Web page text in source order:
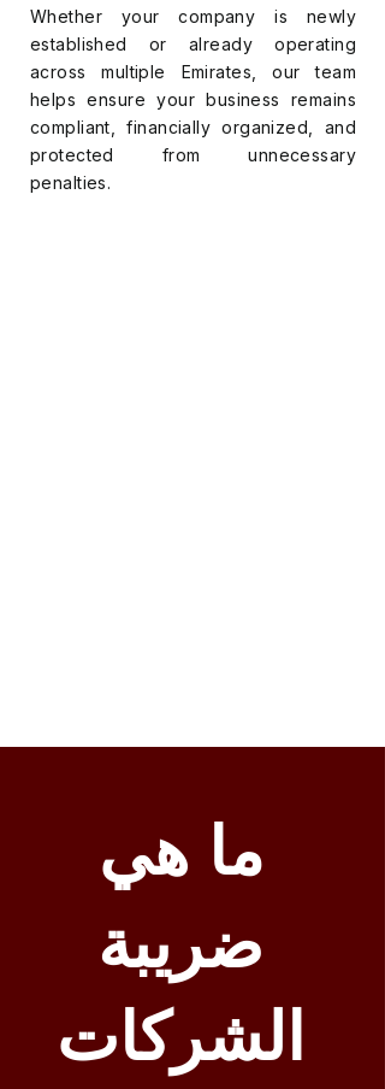
Whether your company is newly
established or already operating
across multiple Emirates, our team
helps ensure your business remains
compliant, financially organized, and
protected from unnecessary
penalties.
ما هي
ضريبة
الشركات